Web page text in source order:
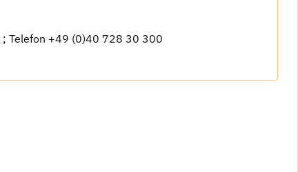
; Telefon +49 (0)40 728 30 300